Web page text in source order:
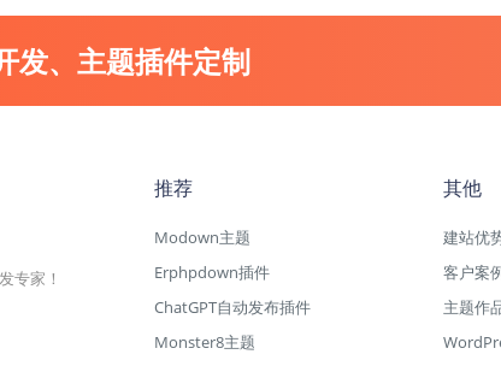
发、主题插件定制
专家！
推荐
Modown主题
Erphpdown插件
ChatGPT自动发布插件
Monster8主题
其他
建站优
客户案
主题作